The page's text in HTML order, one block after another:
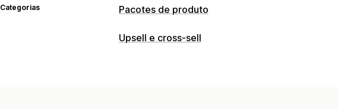
Categorias Pacotes de produto
Tipos de pacotes
Upsell e cross-sell